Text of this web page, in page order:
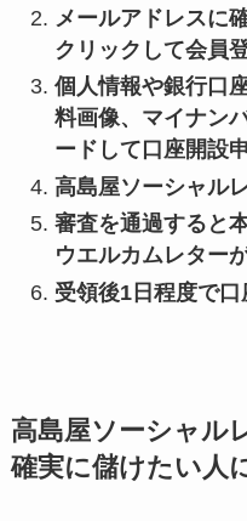
メールアドレスに
クリックして会員
個人情報や銀行口
料画像、マイナン
ードして口座開設
高島屋ソーシャル
審査を通過すると
ウエルカムレター
受領後1日程度で口
高島屋ソーシャル
確実に儲けたい人